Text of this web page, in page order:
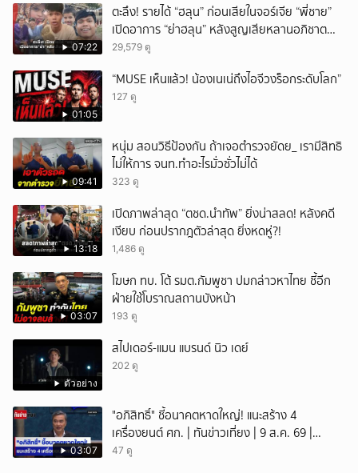
07:22
ตะลึง! รายได้ “ฮลุน” ก่อนเสียในจอร์เจีย “พี่ชาย”
เปิดอาการ “ย่าฮลุน” หลังสูญเสียหลานอภิชาต
บุตร!
29,579 ดู
01:05
“MUSE เห็นแล้ว! น้องเนเน่ถึงไอจีวงร็อกระดับโลก”
127 ดู
09:41
หนุ่ม สอนวิธีป้องกัน ถ้าเจอตำรวจยัดย_ เรามีสิทธิ
ไม่ให้การ จนท.ทำอะไรมั่วซั่วไม่ได้
323 ดู
13:18
เปิดภาพล่าสุด “ตชด.นำทัพ” ยิ่งน่าสลด! หลังคดี
เงียบ ก่อนปรากฎตัวล่าสุด ยิ่งหดหู่?!
1,486 ดู
03:07
โฆษก ทบ. โต้ รมต.กัมพูชา ปมกล่าวหาไทย ชี้อีก
ฝ่ายใช้โบราณสถานบังหน้า
193 ดู
ตัวอย่าง
สไปเดอร์-แมน แบรนด์ นิว เดย์
202 ดู
03:07
"อภิสิทธิ์" ชี้อนาคตหาดใหญ่! แนะสร้าง 4
เครื่องยนต์ ศก. | ทันข่าวเที่ยง | 9 ส.ค. 69 |
NationTV22
47 ดู